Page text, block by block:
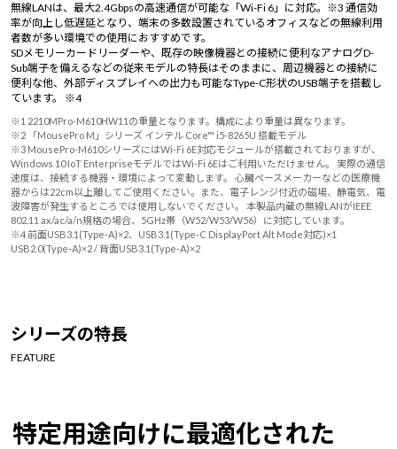
無線LANは、最大2.4Gbpsの高速通信が可能な「Wi-Fi 6」に対応。※3 通信効
率が向上し低遅延となり、端末の多数設置されているオフィスなどの無線利用
者数が多い環境での使用におすすめです。
SDメモリーカードリーダーや、既存の映像機器との接続に便利なアナログD-
Sub端子を備えるなどの従来モデルの特長はそのままに、周辺機器との接続に
便利な他、外部ディスプレイへの出力も可能なType-C形状のUSB端子を搭載し
ています。 ※4
※1 2210MPro-M610HW11の重量となります。構成により重量は異なります。
※2 「MousePro M」シリーズ インテル Core™ i5-8265U 搭載モデル
※3 MousePro-M610シリーズにはWi-Fi 6E対応モジュールが搭載されておりますが、
Windows 10 IoT EnterpriseモデルではWi-Fi 6Eはご利用いただけません。 実際の通信
速度は、接続する機器・環境によって変動します。 心臓ペースメーカーなどの医療機
器からは22cm以上離してご使用ください。また、電子レンジ付近の磁場、静電気、電
波障害が発生するところでは使用しないでください。 本製品内蔵の無線LANがIEEE
802.11 ax/ac/a/n規格の場合、5GHz帯（W52/W53/W56）に対応しています。
※4 前面USB3.1(Type-A)×2、USB3.1(Type-C DisplayPort Alt Mode対応)×1
USB2.0(Type-A)×2 / 背面USB3.1(Type-A)×2
シリーズの特長
FEATURE
特定用途向けに最適化された